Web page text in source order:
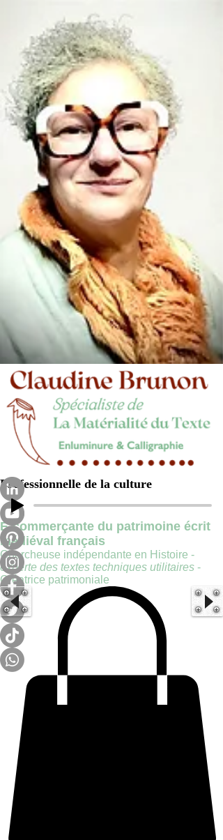
Professionnelle de la culture
E-commerçante du patrimoine écrit
médiéval français
Chercheuse indépendante en Histoire -
experte des textes techniques utilitaires -
Créatrice patrimoniale